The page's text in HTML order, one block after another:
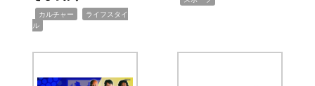
カルチャー
ライフスタイ
ル